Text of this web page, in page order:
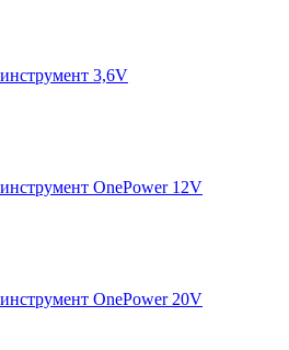
3,6V
OnePower 12V
OnePower 20V